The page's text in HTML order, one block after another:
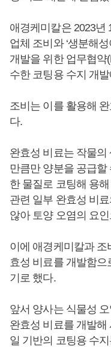
애경케미칼은 2023년
업체 조비와 ‘생분해
개발을 위한 업무협약
수한 코팅용 수지 개
조비는 이를 활용해
다.
완효성 비료는 작물
만큼만 양분을 공급
한 물질로 코팅해 용
관련 일부 완효성 비
않아 토양 오염의 요
이에 애경케미칼과
효성 비료를 개발함
기로 했다.
앞서 양사는 식물성
완효성 비료를 개발해
일 기반의 코팅용 수